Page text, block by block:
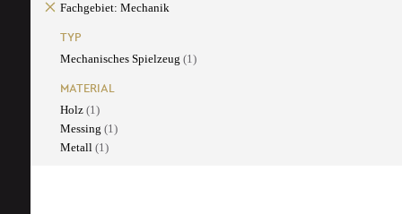
Fachgebiet: Mechanik
TYP
Mechanisches Spielzeug (1)
MATERIAL
Holz (1)
Messing (1)
Metall (1)